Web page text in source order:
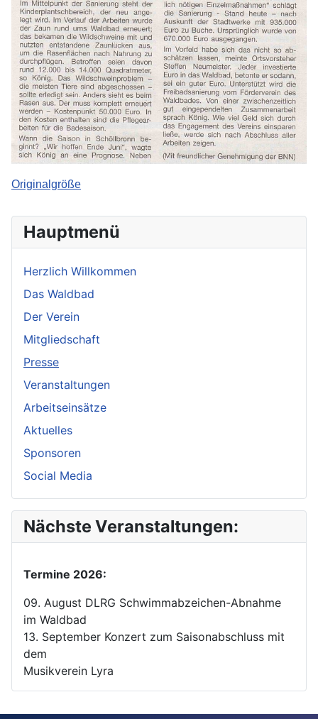
Hauptmenü
Herzlich Willkommen
Das Waldbad
Der Verein
Mitgliedschaft
Presse
Veranstaltungen
Arbeitseinsätze
Aktuelles
Sponsoren
Social Media
Nächste Veranstaltungen:
Termine 2026:
09. August DLRG Schwimmabzeichen-Abnahme
im Waldbad
13. September Konzert zum Saisonabschluss mit
dem
Musikverein Lyra
Originalgröße